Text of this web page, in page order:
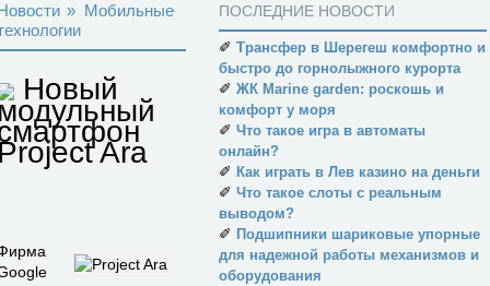
» Мобильные
Новый
Ara
ПОСЛЕДНИЕ НОВОСТИ
✐ Трансфер в Шерегеш комфортно и
быстро до горнолыжного курорта
✐ ЖК Marine garden: роскошь и
комфорт у моря
✐ Что такое игра в автоматы
онлайн?
✐ Как играть в Лев казино на деньги
✐ Что такое слоты с реальным
выводом?
✐ Подшипники шариковые упорные
для надежной работы механизмов и
оборудования